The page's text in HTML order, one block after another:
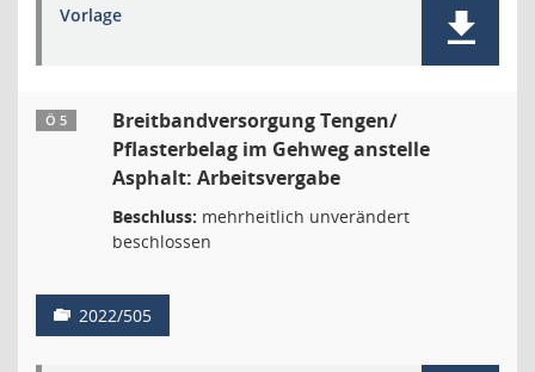
Vorlage
Ö 5
Breitbandversorgung Tengen/
Pflasterbelag im Gehweg anstelle
Asphalt: Arbeitsvergabe
Beschluss: mehrheitlich unverändert
beschlossen
2022/505